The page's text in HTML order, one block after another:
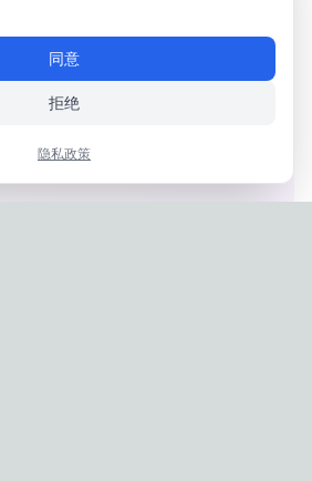
同意
拒绝
隐私政策